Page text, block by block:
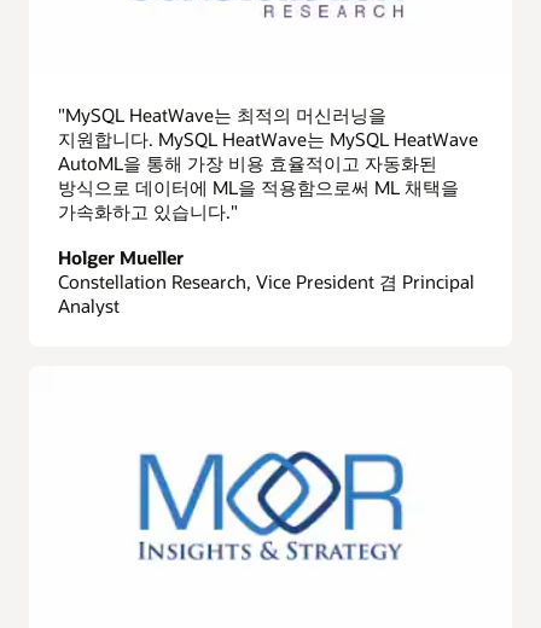
"MySQL HeatWave는 최적의 머신러닝을
지원합니다. MySQL HeatWave는 MySQL HeatWave
AutoML을 통해 가장 비용 효율적이고 자동화된
방식으로 데이터에 ML을 적용함으로써 ML 채택을
가속화하고 있습니다."
Holger Mueller
Constellation Research, Vice President 겸 Principal
Analyst